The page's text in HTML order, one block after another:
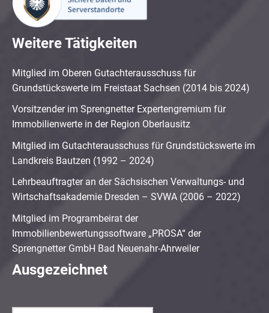
Weitere Tätigkeiten
Mitglied im Oberen Gutachterausschuss für
Grundstückswerte im Freistaat Sachsen (2014 bis 2024)
Vorsitzender im Sprengnetter Expertengremium für
Immobilienwerte in der Region Oberlausitz
Mitglied im Gutachterausschuss für Grundstückswerte im
Landkreis Bautzen (1992 – 2024)
Lehrbeauftragter an der Sächsischen Verwaltungs- und
Wirtschaftsakademie Dresden – SVWA (2006 – 2022)
Mitglied im Programbeirat der
Immobilienbewertungssoftware „PROSA“ der
Sprengnetter GmbH Bad Neuenahr-Ahrweiler
Ausgezeichnet